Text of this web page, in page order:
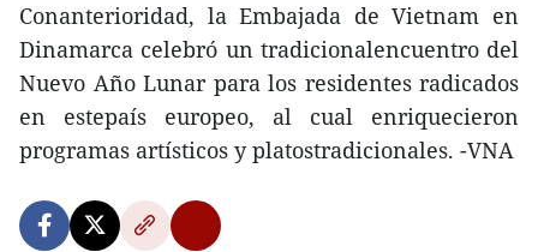
Conanterioridad, la Embajada de Vietnam en
Dinamarca celebró un tradicionalencuentro del
Nuevo Año Lunar para los residentes radicados
en estepaís europeo, al cual enriquecieron
programas artísticos y platostradicionales. -VNA